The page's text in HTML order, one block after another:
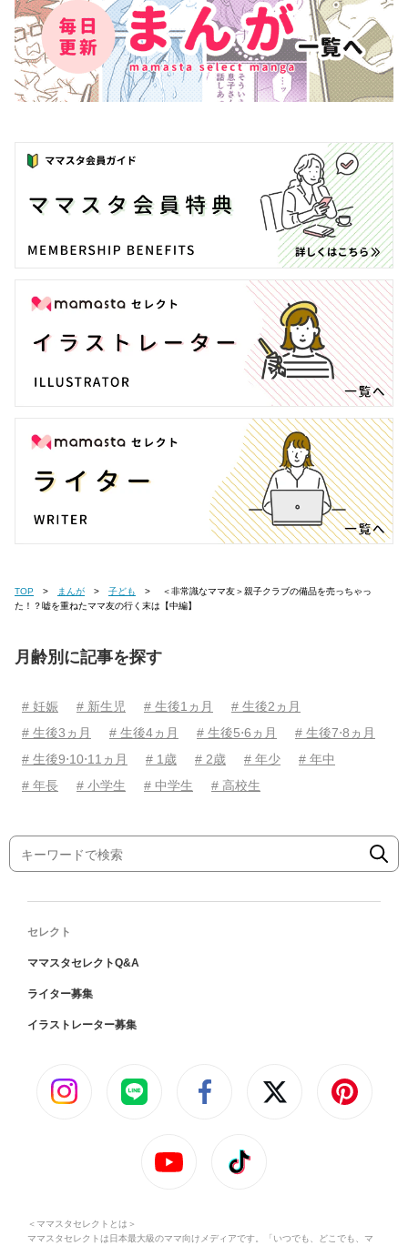
TOP まんが 子ども
た！？嘘を重ねたママ友の行く末は【中編】
月齢別に記事を探す
# 妊娠 # 新生児 # 生後1ヵ月
# 生後2ヵ月
# 生後3ヵ月
# 生後4ヵ月 # 生後5⋅6ヵ月
# 生後7⋅8ヵ月
# 生後9⋅10⋅11ヵ月
# 1歳 # 2歳 # 年少
# 年中
# 年長
# 小学生 # 中学生 # 高校生
セレクト
ママスタセレクトQ&A
ライター募集
イラストレーター募集
＜ママスタセレクトとは＞
ママスタセレクトは日本最大級のママ向けメディアです。「いつでも、どこでも、マ